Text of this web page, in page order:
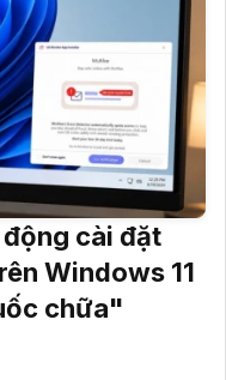
động cài đặt
Windows 11
chữa"